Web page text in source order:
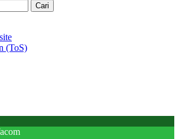
Cari
(ToS)